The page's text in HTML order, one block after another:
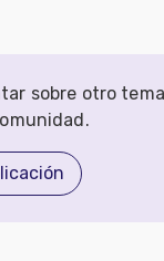
sobre otro